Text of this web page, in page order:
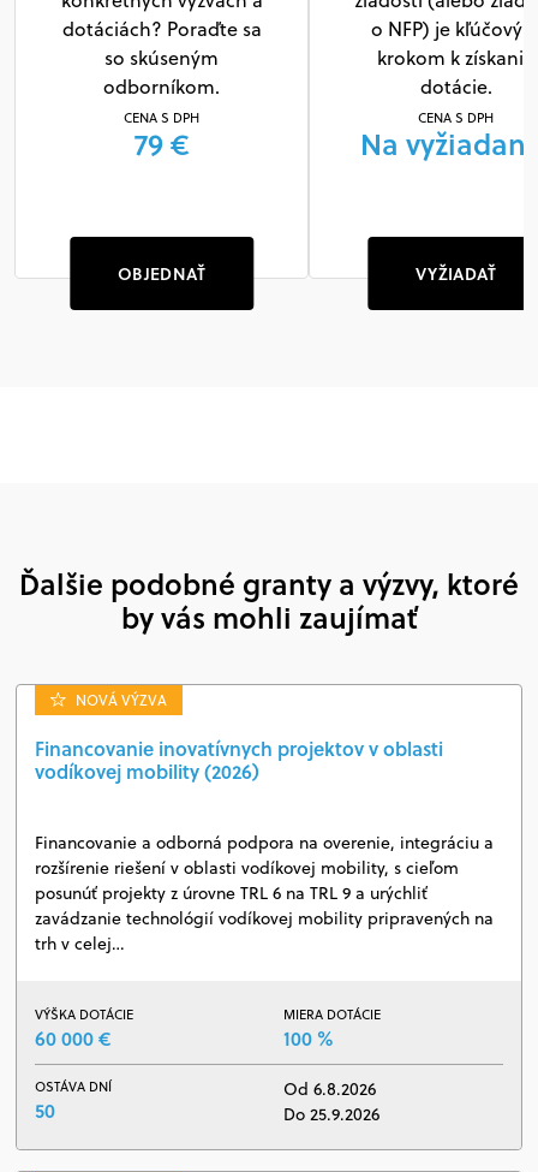
dotáciách? Poraďte sa
so skúseným
odborníkom.
CENA S DPH
79 €
OBJEDNAŤ
o NFP) je
krokom k získaniu
dotácie.
CENA S DPH
Na
VYŽIADAŤ
Ďalšie podobné granty a výzvy, ktoré
by vás mohli zaujímať
NOVÁ VÝZVA
Financovanie inovatívnych projektov v oblasti
vodíkovej mobility (2026)
Financovanie a odborná podpora na overenie, integráciu a
rozšírenie riešení v oblasti vodíkovej mobility, s cieľom
posunúť projekty z úrovne TRL 6 na TRL 9 a urýchliť
zavádzanie technológií vodíkovej mobility pripravených na
trh v celej…
VÝŠKA DOTÁCIE
60 000 €
MIERA DOTÁCIE
100 %
OSTÁVA DNÍ
50
Od 6.8.2026
Do 25.9.2026